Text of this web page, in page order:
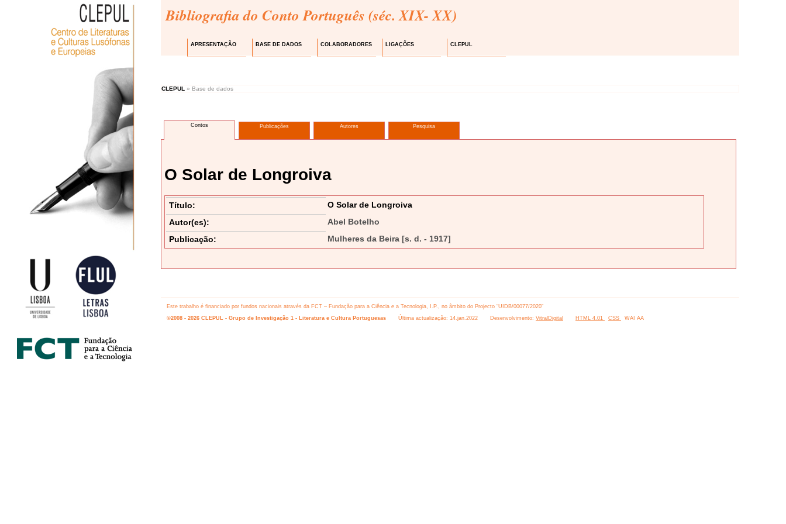
Bibliografia do Conto Português (séc. XIX- XX)
APRESENTAÇÃO BASE DE DADOS COLABORADORES LIGAÇÕES CLEPUL
CLEPUL » Base de dados
Contos Publicações Autores Pesquisa
O Solar de Longroiva
Título:
O Solar de Longroiva
Autor(es):
Abel Botelho
Publicação:
Mulheres da Beira [s. d. - 1917]
Este trabalho é financiado por fundos nacionais através da FCT – Fundação para a Ciência e a Tecnologia, I.P., no âmbito do Projecto “UIDB/00077/2020”
©2008 - 2026 CLEPUL - Grupo de Investigação 1 - Literatura e Cultura Portuguesas
Última actualização: 14.jan.2022 Desenvolvimento: VitralDigital HTML 4.01 CSS WAI AA